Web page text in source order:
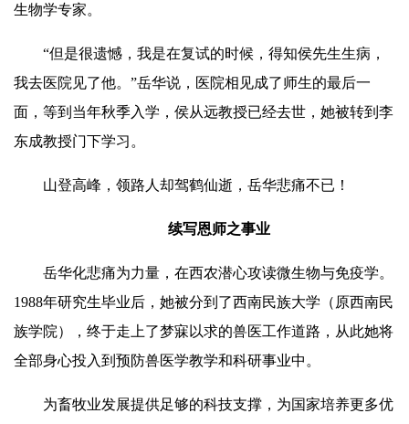
生物学专家。
“但是很遗憾，我是在复试的时候，得知侯先生生病，
我去医院见了他。”岳华说，医院相见成了师生的最后一
面，等到当年秋季入学，侯从远教授已经去世，她被转到李
东成教授门下学习。
山登高峰，领路人却驾鹤仙逝， 岳华悲痛不已！
续写恩师之事业
岳华化悲痛为力量，在西农潜心攻读微生物与免疫学。
1988年研究生毕业后，她被分到了西南民族大学（原西南民
族学院），终于走上了梦寐以求的兽医工作道路，从此她将
全部身心投入到预防兽医学教学和科研事业中。
为畜牧业发展提供足够的科技支撑，为国家培养更多优